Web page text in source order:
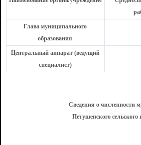
Глава муниципального
образования
Центральный аппарат (ведущий
специалист)
Сведения о численности
Петушенского